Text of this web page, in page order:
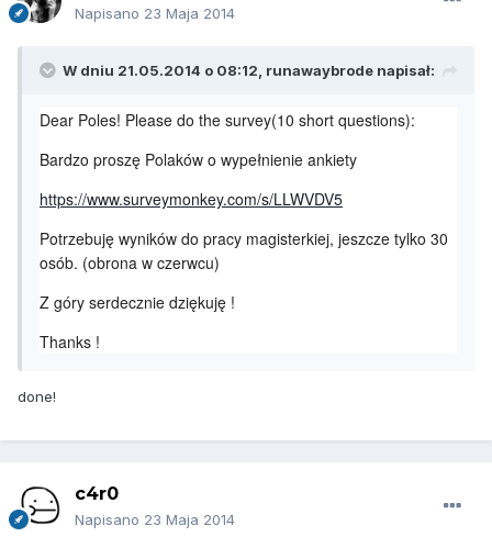
Napisano 23 Maja 2014
W dniu 21.05.2014 o 08:12, runawaybrode napisał:
Dear Poles! Please do the survey(10 short questions):
Bardzo proszę Polaków o wypełnienie ankiety
https://www.surveymonkey.com/s/LLWVDV5
Potrzebuję wyników do pracy magisterkiej, jeszcze tylko 30
osób. (obrona w czerwcu)
Z góry serdecznie dziękuję !
Thanks !
done!
c4r0
Napisano 23 Maja 2014